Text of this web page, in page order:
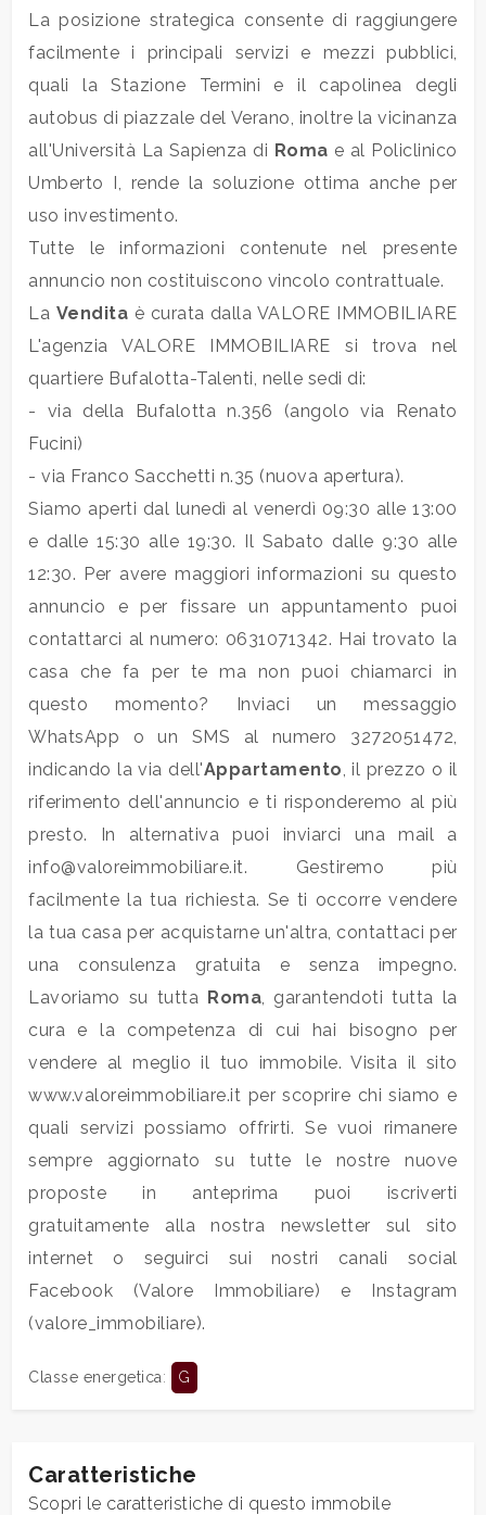
La posizione strategica consente di raggiungere
facilmente i principali servizi e mezzi pubblici,
quali la Stazione Termini e il capolinea degli
autobus di piazzale del Verano, inoltre la vicinanza
all'Università La Sapienza di Roma e al Policlinico
Umberto I, rende la soluzione ottima anche per
uso investimento.
Tutte le informazioni contenute nel presente
annuncio non costituiscono vincolo contrattuale.
La Vendita è curata dalla VALORE IMMOBILIARE
L'agenzia VALORE IMMOBILIARE si trova nel
quartiere Bufalotta-Talenti, nelle sedi di:
- via della Bufalotta n.356 (angolo via Renato
Fucini)
- via Franco Sacchetti n.35 (nuova apertura).
Siamo aperti dal lunedì al venerdì 09:30 alle 13:00
e dalle 15:30 alle 19:30. Il Sabato dalle 9:30 alle
12:30. Per avere maggiori informazioni su questo
annuncio e per fissare un appuntamento puoi
contattarci al numero: 0631071342. Hai trovato la
casa che fa per te ma non puoi chiamarci in
questo momento? Inviaci un messaggio
WhatsApp o un SMS al numero 3272051472,
indicando la via dell'Appartamento, il prezzo o il
riferimento dell'annuncio e ti risponderemo al più
presto. In alternativa puoi inviarci una mail a
info@valoreimmobiliare.it. Gestiremo più
facilmente la tua richiesta. Se ti occorre vendere
la tua casa per acquistarne un'altra, contattaci per
una consulenza gratuita e senza impegno.
Lavoriamo su tutta Roma, garantendoti tutta la
cura e la competenza di cui hai bisogno per
vendere al meglio il tuo immobile. Visita il sito
www.valoreimmobiliare.it per scoprire chi siamo e
quali servizi possiamo offrirti. Se vuoi rimanere
sempre aggiornato su tutte le nostre nuove
proposte in anteprima puoi iscriverti
gratuitamente alla nostra newsletter sul sito
internet o seguirci sui nostri canali social
Facebook (Valore Immobiliare) e Instagram
(valore_immobiliare).
Classe energetica: G
Caratteristiche
Scopri le caratteristiche di questo immobile
Locali
1
2
3
4
5
5+
Bagni
minimi
Qualsiasi
1
2
3
4
5
5+
Camere
minime
Qualsiasi
2